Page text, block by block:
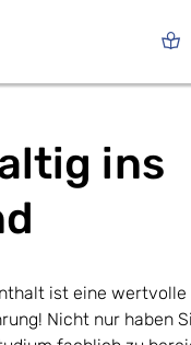
ins
ist eine wertvolle
Nicht nur haben